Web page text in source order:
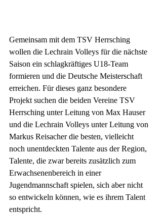
Gemeinsam mit dem TSV Herrsching
wollen die Lechrain Volleys für die nächste
Saison ein schlagkräftiges U18-Team
formieren und die Deutsche Meisterschaft
erreichen. Für dieses ganz besondere
Projekt suchen die beiden Vereine TSV
Herrsching unter Leitung von Max Hauser
und die Lechrain Volleys unter Leitung von
Markus Reisacher die besten, vielleicht
noch unentdeckten Talente aus der Region,
Talente, die zwar bereits zusätzlich zum
Erwachsenenbereich in einer
Jugendmannschaft spielen, sich aber nicht
so entwickeln können, wie es ihrem Talent
entspricht.